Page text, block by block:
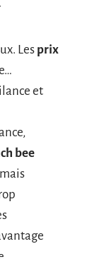
Les prix
et
bee